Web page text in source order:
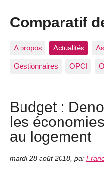
Comparatif
A propos Actualités
Gestionnaires OPCI
Budget :
les
au logement
mardi 28 août 2018 par